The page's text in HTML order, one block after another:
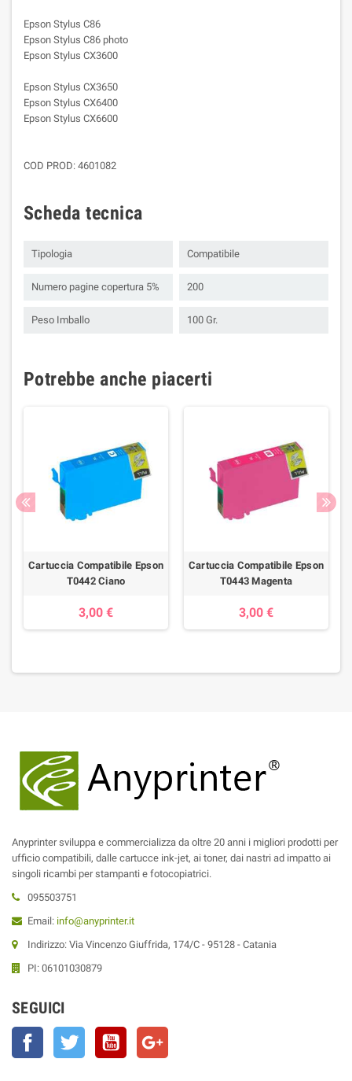
Epson Stylus C86
Epson Stylus C86 photo
Epson Stylus CX3600
Epson Stylus CX3650
Epson Stylus CX6400
Epson Stylus CX6600
COD PROD: 4601082
Scheda tecnica
Tipologia Compatibile
Numero pagine copertura 5% 200
Peso Imballo 100 Gr.
Potrebbe anche piacerti
Cartuccia Compatibile Epson
T0442 Ciano
3,00 €
Cartuccia Compatibile Epson
T0443 Magenta
3,00 €
Anyprinter sviluppa e commercializza da oltre 20 anni i migliori prodotti per
ufficio compatibili, dalle cartucce ink-jet, ai toner, dai nastri ad impatto ai
singoli ricambi per stampanti e fotocopiatrici.
095503751
Email: info@anyprinter.it
Indirizzo: Via Vincenzo Giuffrida, 174/C - 95128 - Catania
PI: 06101030879
SEGUICI
Facebook Twitter YouTube